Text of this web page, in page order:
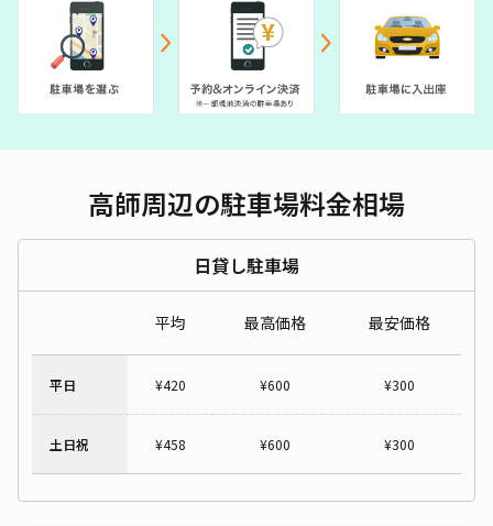
高師周辺の駐車場料金相場
日貸し駐車場
平均 最高価格 最安価格
平日 ¥420 ¥600 ¥300
土日祝 ¥458 ¥600 ¥300